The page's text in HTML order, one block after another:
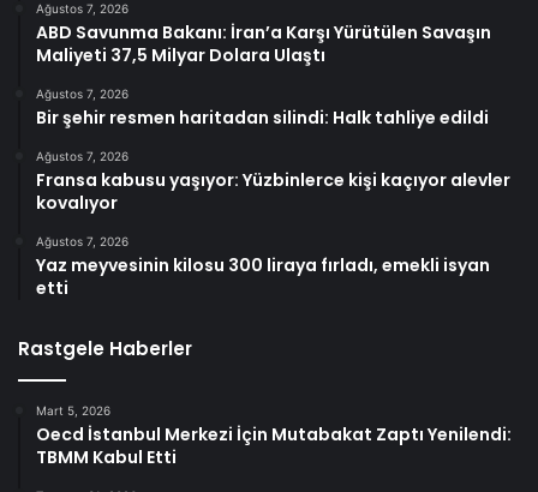
Ağustos 7, 2026
ABD Savunma Bakanı: İran’a Karşı Yürütülen Savaşın
Maliyeti 37,5 Milyar Dolara Ulaştı
Ağustos 7, 2026
Bir şehir resmen haritadan silindi: Halk tahliye edildi
Ağustos 7, 2026
Fransa kabusu yaşıyor: Yüzbinlerce kişi kaçıyor alevler
kovalıyor
Ağustos 7, 2026
Yaz meyvesinin kilosu 300 liraya fırladı, emekli isyan
etti
Rastgele Haberler
Mart 5, 2026
Oecd İstanbul Merkezi İçin Mutabakat Zaptı Yenilendi:
TBMM Kabul Etti